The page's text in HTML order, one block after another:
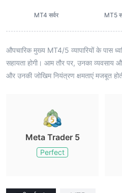
MT4 सर्वर MT5
औपचारिक मुख्य MT4/5 व्यापारियों के पास
सहायता होगी। आम तौर पर, उनका व्यवसाय और
और उनकी जोखिम नियंत्रण क्षमताएं मजबूत
Meta Trader 5
Perfect